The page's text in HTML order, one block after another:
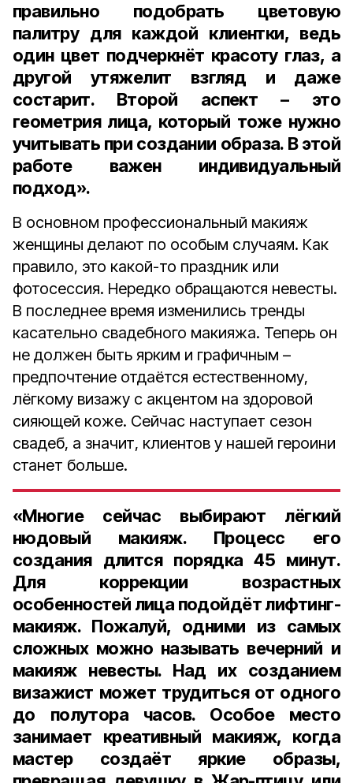
правильно подобрать цветовую
палитру для каждой клиентки, ведь
один цвет подчеркнёт красоту глаз, а
другой утяжелит взгляд и даже
состарит. Второй аспект – это
геометрия лица, который тоже нужно
учитывать при создании образа. В этой
работе важен индивидуальный
подход».
В основном профессиональный макияж
женщины делают по особым случаям. Как
правило, это какой-то праздник или
фотосессия. Нередко обращаются невесты.
В последнее время изменились тренды
касательно свадебного макияжа. Теперь он
не должен быть ярким и графичным –
предпочтение отдаётся естественному,
лёгкому визажу с акцентом на здоровой
сияющей коже. Сейчас наступает сезон
свадеб, а значит, клиентов у нашей героини
станет больше.
«Многие сейчас выбирают лёгкий
нюдовый макияж. Процесс его
создания длится порядка 45 минут.
Для коррекции возрастных
особенностей лица подойдёт лифтинг-
макияж. Пожалуй, одними из самых
сложных можно называть вечерний и
макияж невесты. Над их созданием
визажист может трудиться от одного
до полутора часов. Особое место
занимает креативный макияж, когда
мастер создаёт яркие образы,